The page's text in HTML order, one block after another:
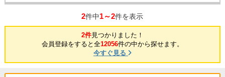
2件中1～2件を表示
2件見つかりました！
会員登録をすると全12056件の中から探せます。
今すぐ見る